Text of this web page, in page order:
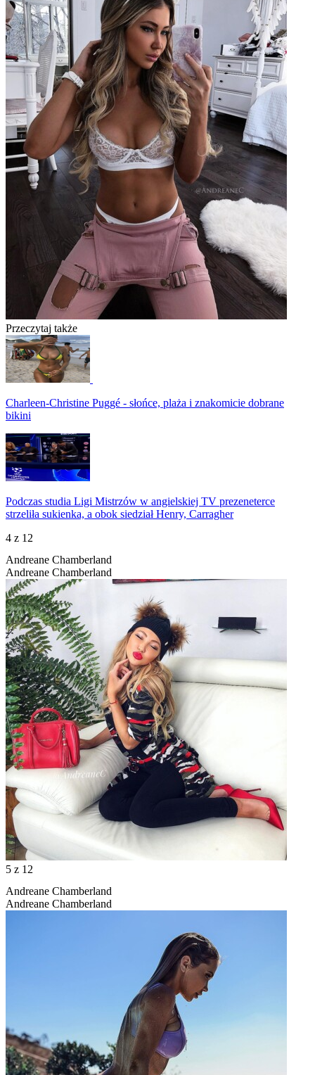
Przeczytaj także
Charleen-Christine Puggé - słońce, plaża i znakomicie dobrane
bikini
Podczas studia Ligi Mistrzów w angielskiej TV prezeneterce
strzeliła sukienka, a obok siedział Henry, Carragher
4 z 12
Andreane Chamberland
Andreane Chamberland
5 z 12
Andreane Chamberland
Andreane Chamberland